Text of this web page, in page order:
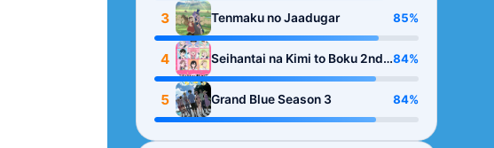
3 Tenmaku no Jaadugar 85%
4
Seihantai na Kimi to Boku 2nd
Season
84%
5 Grand Blue Season 3 84%